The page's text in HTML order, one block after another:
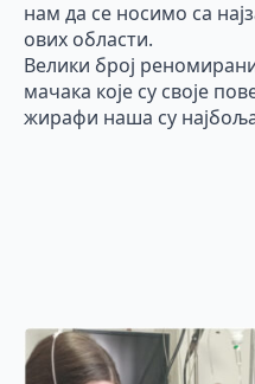
нам да се носимо са
ових области.
Велики број
мачака које су своје
жирафи наша су